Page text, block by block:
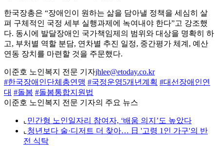
한국장총은 “장애인이 원하는 삶을 담아낼 정책을 세심히 살
펴 구체적인 국정 세부 실행과제에 녹여내야 한다”고 강조했
다. 동시에 발달장애인 국가책임제의 범위와 대상을 명확히 하
고, 부처별 역할 분담, 연차별 추진 일정, 중간평가 체계, 예산
연동 장치를 마련할 것을 주문했다.
이준호 노인복지 전문 기자jhlee@etoday.co.kr
#한국장애인단체총연맹 #국정운영5개년계획 #대선장애인연
대 #돌봄 #돌봄통합지원법
이준호 노인복지 전문 기자의 주요 뉴스
⌞ 민간형 노인일자리 참여자, ‘배움 의지’도 높았다
⌞ 청년보다 술·디저트 더 찾아… 日 '고령 1인 가구'의 반
전 식탁